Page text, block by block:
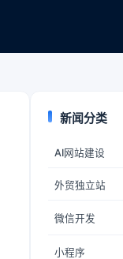
新闻分类
AI网站建设
外贸独立站
微信开发
小程序